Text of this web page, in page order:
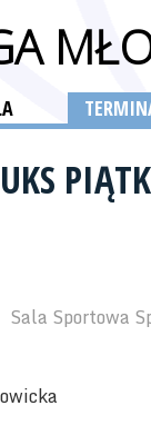
UKS
Sala Sportowa